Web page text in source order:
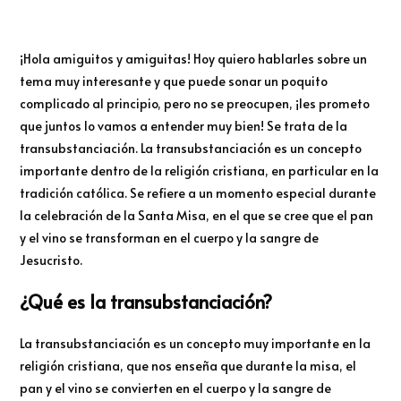
¡Hola amiguitos y amiguitas! Hoy quiero hablarles sobre un
tema muy interesante y que puede sonar un poquito
complicado al principio, pero no se preocupen, ¡les prometo
que juntos lo vamos a entender muy bien! Se trata de la
transubstanciación. La transubstanciación es un concepto
importante dentro de la religión cristiana, en particular en la
tradición católica. Se refiere a un momento especial durante
la celebración de la Santa Misa, en el que se cree que el pan
y el vino se transforman en el cuerpo y la sangre de
Jesucristo.
¿Qué es la transubstanciación?
La transubstanciación es un concepto muy importante en la
religión cristiana, que nos enseña que durante la misa, el
pan y el vino se convierten en el cuerpo y la sangre de